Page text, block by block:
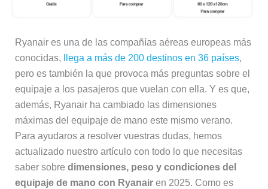
Ryanair es una de las compañías aéreas europeas más
conocidas,
llega a más de 200 destinos en 36 países,
pero es también la que provoca más preguntas sobre el
equipaje a los pasajeros que vuelan con ella. Y es que,
además, Ryanair ha cambiado las dimensiones
máximas del equipaje de mano este mismo verano.
Para ayudaros a resolver vuestras dudas, hemos
actualizado nuestro artículo con todo lo que necesitas
saber sobre dimensiones, peso y condiciones del
equipaje de mano con Ryanair en 2025. Como es